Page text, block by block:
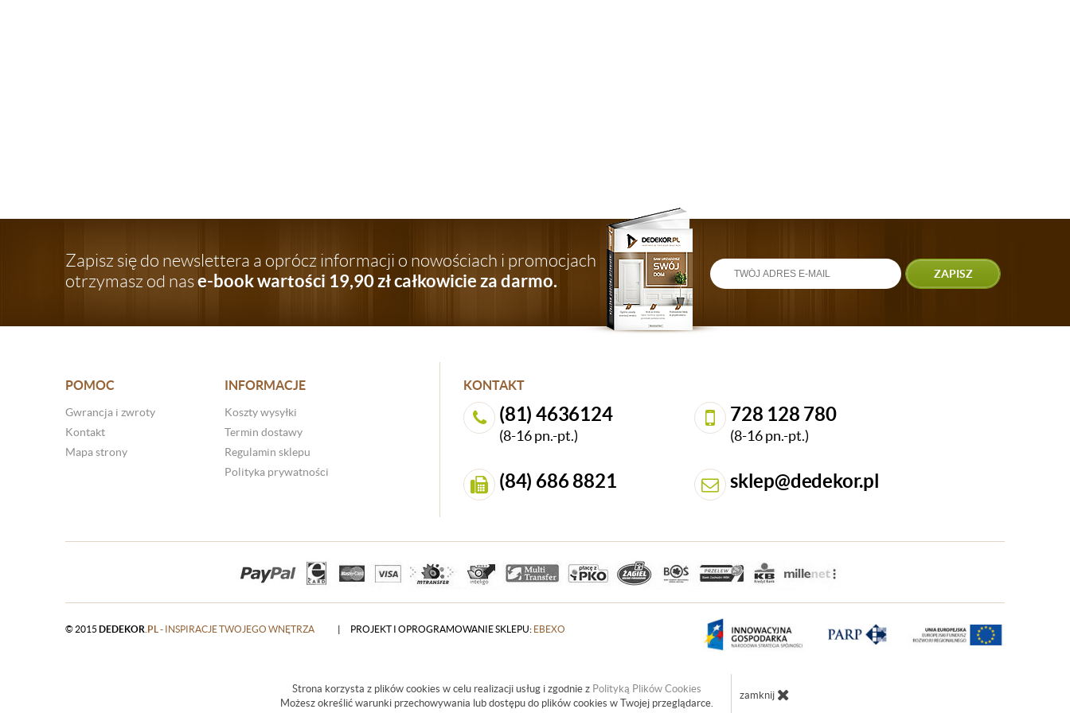
Zapisz się do newslettera a oprócz informacji o nowościach i promocjach
otrzymasz od nase-book wartości 19,90 zł całkowicie za darmo. ZAPISZ
POMOC
Gwrancja i zwroty
Kontakt
Mapa strony
INFORMACJE
Koszty wysyłki
Termin dostawy
Regulamin sklepu
Polityka prywatności
KONTAKT
(81) 4636124
(8-16 pn.-pt.)
728 128 780
(8-16 pn.-pt.)
(84) 686 8821 sklep@dedekor.pl
© 2015 DEDEKOR .PL - INSPIRACJE TWOJEGO WNĘTRZA | PROJEKT I OPROGRAMOWANIE SKLEPU: EBEXO
Strona korzysta z plików cookies w celu realizacji usług i zgodnie z Polityką Plików Cookies
Możesz określić warunki przechowywania lub dostępu do plików cookies w Twojej przeglądarce.
zamknij